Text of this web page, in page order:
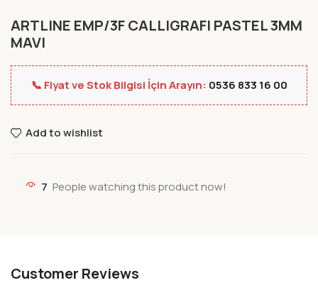
ARTLINE EMP/3F CALLIGRAFI PASTEL 3MM
MAVI
📞 Fiyat ve Stok Bilgisi İçin Arayın: 0536 833 16 00
Add to wishlist
7 People watching this product now!
Customer Reviews